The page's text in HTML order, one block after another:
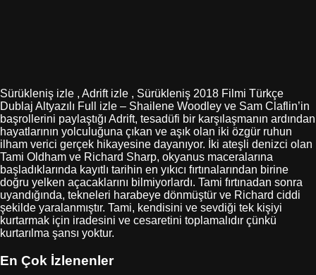
Sürükleniş izle , Adrift izle , Sürükleniş 2018 Filmi Türkçe
Dublaj Altyazılı Full izle – Shailene Woodley ve Sam Claflin’in
başrollerini paylaştığı Adrift, tesadüfi bir karşılaşmanın ardından
hayatlarının yolculuğuna çıkan ve aşık olan iki özgür ruhun
ilham verici gerçek hikayesine dayanıyor. İki ateşli denizci olan
Tami Oldham ve Richard Sharp, okyanus maceralarına
başladıklarında kayıtlı tarihin en yıkıcı fırtınalarından birine
doğru yelken açacaklarını bilmiyorlardı. Tami fırtınadan sonra
uyandığında, tekneleri harabeye dönmüştür ve Richard ciddi
şekilde yaralanmıştır. Tami, kendisini ve sevdiği tek kişiyi
kurtarmak için iradesini ve cesaretini toplamalıdır çünkü
kurtarılma şansı yoktur.
En Çok İzlenenler